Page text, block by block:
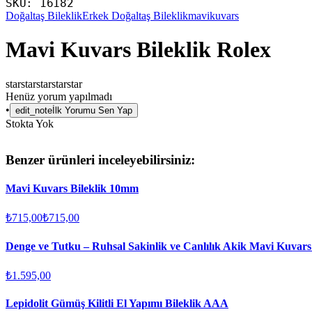
SKU: 16182
Doğaltaş BileklikErkek Doğaltaş Bileklikmavikuvars
Mavi Kuvars Bileklik Rolex
starstarstarstarstar
Henüz yorum yapılmadı
• edit_note İlk Yorumu Sen Yap
Stokta Yok
Benzer ürünleri inceleyebilirsiniz:
Mavi Kuvars Bileklik 10mm
₺715,00₺715,00
Denge ve Tutku – Ruhsal Sakinlik ve Canlılık Akik Mavi
₺1.595,00
Lepidolit Gümüş Kilitli El Yapımı Bileklik AAA